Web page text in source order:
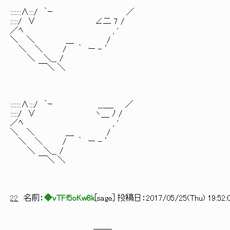
:::::::∧:::/ ｀ｰ ／
:::::/ ∨ ∠二 7 /
／ﾍ , '
＼ ＼ ＿ /
＼ ＼ / ｀ ー - ′
＼ ＼__ /
￣＼ ＼
:::::::∧:::/ ｀ｰ __＿_ ／
:::::/ ∨ ヽ＿ ﾉ /
／ﾍ , '
＼ ＼ ＿ /
＼ ＼ / ｀ ー - ′
＼ ＼__ /
￣＼ ＼
22 名前： ◆vTFf5oKw8k[ sage ] 投稿日： 2017/05/25(Thu)